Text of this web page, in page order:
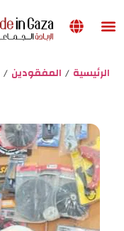
الرئيسية / المفقودين /